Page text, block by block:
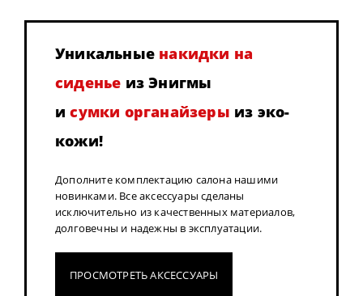
Уникальные накидки на
сиденье из Энигмы
исумки органайзеры из эко-
кожи!
Дополните комплектацию салона нашими
новинками. Все аксессуары сделаны
исключительно из качественных материалов,
долговечны и надежны в эксплуатации.
ПРОСМОТРЕТЬ АКСЕССУАРЫ